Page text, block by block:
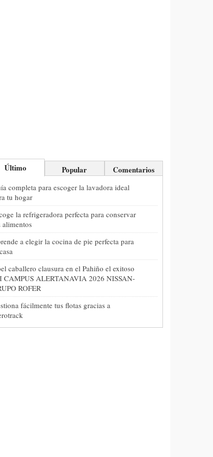
Último Popular Comentarios
completa para escoger la lavadora ideal
tu hogar
la refrigeradora perfecta para conservar
alimentos
a elegir la cocina de pie perfecta para
caballero clausura en el Pahiño el exitoso
CAMPUS ALERTANAVIA 2026 NISSAN-
ROFER
fácilmente tus flotas gracias a